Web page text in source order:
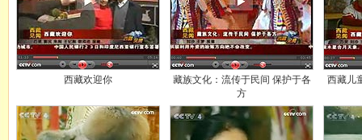
西藏欢迎你
藏族文化：流传于民间 保护于各
方
西藏儿